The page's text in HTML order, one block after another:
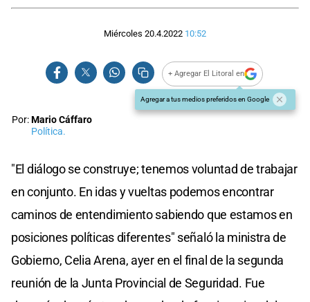
Miércoles 20.4.2022 10:52
+ Agregar El Litoral en
Agregar a tus medios preferidos en Google
Por:Mario Cáffaro
Política.
"El diálogo se construye; tenemos voluntad de trabajar
en conjunto. En idas y vueltas podemos encontrar
caminos de entendimiento sabiendo que estamos en
posiciones políticas diferentes" señaló la ministra de
Gobierno, Celia Arena, ayer en el final de la segunda
reunión de la Junta Provincial de Seguridad. Fue